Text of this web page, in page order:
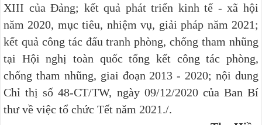
XIII của Đảng; kết quả phát triển kinh tế - xã hội
năm 2020, mục tiêu, nhiệm vụ, giải pháp năm 2021;
kết quả công tác đấu tranh phòng, chống tham nhũng
tại Hội nghị toàn quốc tổng kết công tác phòng,
chống tham nhũng, giai đoạn 2013 - 2020; nội dung
Chỉ thị số 48-CT/TW, ngày 09/12/2020 của Ban Bí
thư về việc tổ chức Tết năm 2021./.